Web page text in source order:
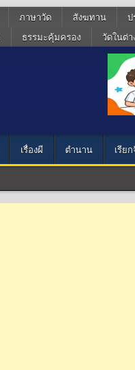
ภาษาวัด สังฆทาน
ธรรมะคุ้มครอง วัดในต่า
เรื่องผี ตำนาน เรีย